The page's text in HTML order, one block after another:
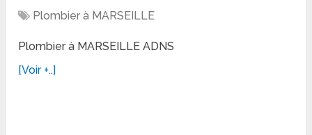
Plombier à MARSEILLE
Plombier à MARSEILLE ADNS
[Voir +..]